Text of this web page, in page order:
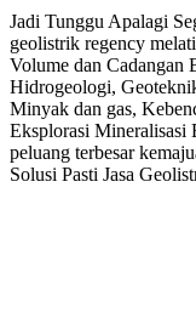
Jadi Tunggu Apalagi
geolistrik regency
Volume dan Cadangan
Hidrogeologi,
Minyak dan gas,
Eksplorasi Mineralisasi
peluang terbesar
Solusi Pasti Jasa